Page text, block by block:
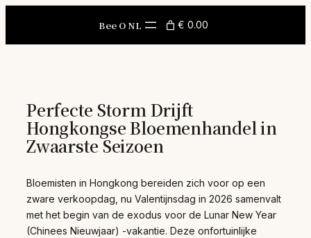
Bee O NL € 0.00
Perfecte Storm Drijft
Hongkongse Bloemenhandel in
Zwaarste Seizoen
Bloemisten in Hongkong bereiden zich voor op een
zware verkoopdag, nu Valentijnsdag in 2026 samenvalt
met het begin van de exodus voor de Lunar New Year
(Chinees Nieuwjaar) -vakantie. Deze onfortuinlijke